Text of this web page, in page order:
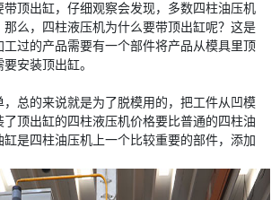
带顶出缸，仔细观察会发现，多数四柱油压机
么，四柱液压机为什么要带顶出缸呢？这是
工过的产品需要有一个部件将产品从模具里顶
安装顶出缸。
总的来说就是为了脱模用的，把工件从凹模
了顶出缸的四柱液压机价格要比普通的四柱油
缸是四柱油压机上一个比较重要的部件，添加